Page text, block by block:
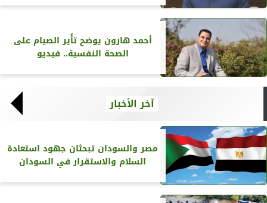
أحمد هارون يوضح تأُير الصيام على
الصحة النفسية.. فيديو
آخر الأخبار
مصر والسودان تبحثان جهود استعادة
السلام والاستقرار في السودان